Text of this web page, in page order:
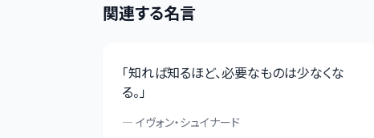
関連する名言
「知れば知るほど、必要なものは少なくな
る。」
— イヴォン・シュイナード